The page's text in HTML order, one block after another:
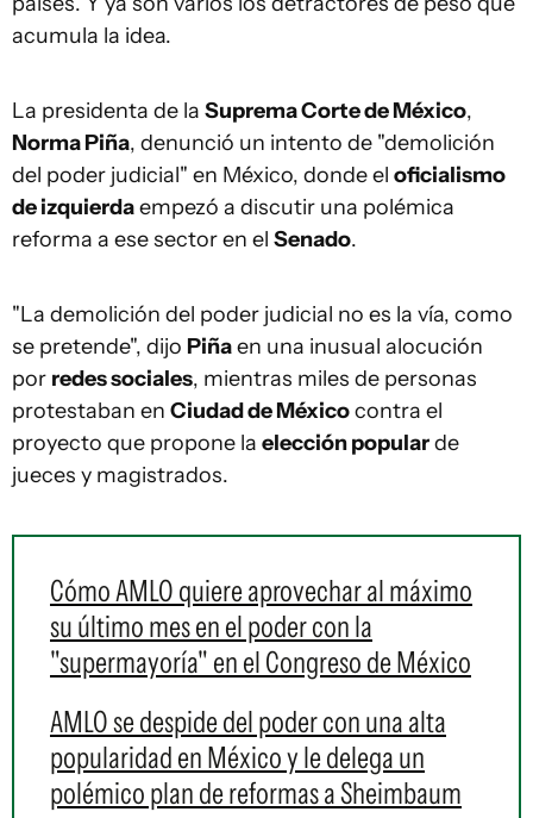
acumula la idea.
La presidenta de la Suprema Corte de México,
Norma Piña, denunció un intento de "demolición
del poder judicial" en México, donde el oficialismo
de izquierdaempezó a discutir una polémica
reforma a ese sector en el Senado.
"La demolición del poder judicial no es la vía, como
se pretende", dijo Piñaen una inusual alocución
por redes sociales, mientras miles de personas
protestaban en Ciudad de Méxicocontra el
proyecto que propone la elección popularde
jueces y magistrados.
Cómo AMLO quiere aprovechar al máximo
su último mes en el poder con la
"supermayoría" en el Congreso de México
AMLO se despide del poder con una alta
popularidad en México y le delega un
polémico plan de reformas a Sheimbaum